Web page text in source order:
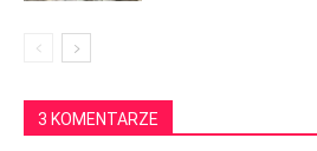
3 KOMENTARZE